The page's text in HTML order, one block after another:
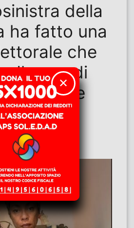
della
ha fatto una
che
Il caso di
Rossa” e
Bundu
Contributi
✕